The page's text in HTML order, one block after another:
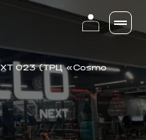
023 (ТРЦ «Cosmo